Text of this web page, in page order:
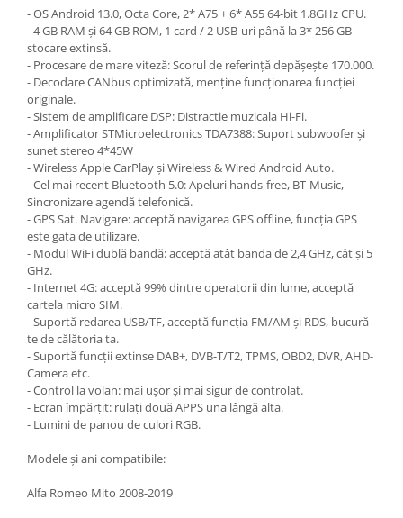
- OS Android 13.0, Octa Core, 2* A75 + 6* A55 64-bit 1.8GHz CPU.
- 4 GB RAM și 64 GB ROM, 1 card / 2 USB-uri până la 3* 256 GB
stocare extinsă.
- Procesare de mare viteză: Scorul de referință depășește 170.000.
- Decodare CANbus optimizată, menține funcționarea funcției
originale.
- Sistem de amplificare DSP: Distractie muzicala Hi-Fi.
- Amplificator STMicroelectronics TDA7388: Suport subwoofer și
sunet stereo 4*45W
- Wireless Apple CarPlay și Wireless & Wired Android Auto.
- Cel mai recent Bluetooth 5.0: Apeluri hands-free, BT-Music,
Sincronizare agendă telefonică.
- GPS Sat. Navigare: acceptă navigarea GPS offline, funcția GPS
este gata de utilizare.
- Modul WiFi dublă bandă: acceptă atât banda de 2,4 GHz, cât și 5
GHz.
- Internet 4G: acceptă 99% dintre operatorii din lume, acceptă
cartela micro SIM.
- Suportă redarea USB/TF, acceptă funcția FM/AM și RDS, bucură-
te de călătoria ta.
- Suportă funcții extinse DAB+, DVB-T/T2, TPMS, OBD2, DVR, AHD-
Camera etc.
- Control la volan: mai ușor și mai sigur de controlat.
- Ecran împărțit: rulați două APPS una lângă alta.
- Lumini de panou de culori RGB.
Modele și ani compatibile:
Alfa Romeo Mito 2008-2019